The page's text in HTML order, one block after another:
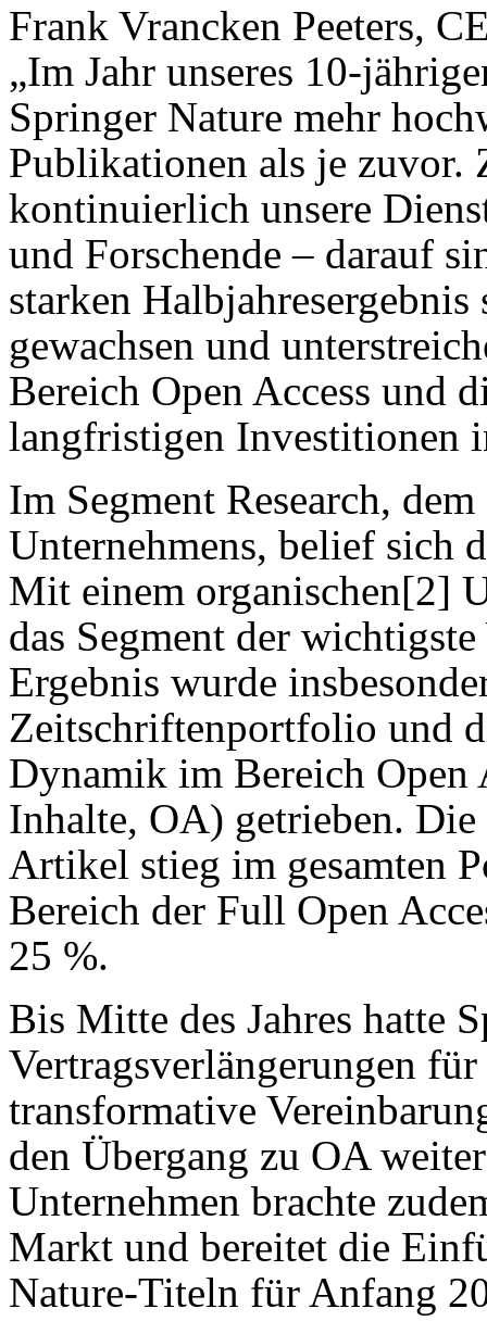
Frank Vrancken Peeters,
„Im Jahr unseres 10-
Springer Nature mehr
Publikationen als je zuvor.
kontinuierlich unsere
und Forschende – darauf
starken
gewachsen und
Bereich Open Access und
langfristigen Investitionen
Im Segment Research,
Unternehmens, belief sich
Mit einem organischen[2]
das Segment der
Ergebnis wurde
Zeitschriftenportfolio und
Dynamik im Bereich Open
Inhalte, OA) getrieben.
Artikel stieg im gesamten
Bereich der Full Open
25 %.
Bis Mitte des Jahres hatte
Vertragsverlängerungen
transformative
den Übergang zu OA
Unternehmen brachte
Markt und bereitet die
Nature-Titeln für Anfang